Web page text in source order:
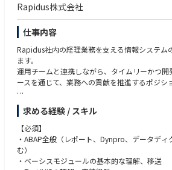
【入社後お任せする業務・キャリアパス】
技術に関する該非判定責任者になるためには
ため、入社後は管理職を目指して、約1～2年間
電気・ソフトなどの技術的な知識や、当社輸出
ャッチアップいただきます。
輸出管理・該非判定のご経験がない方でも、0
とが可能です。
【採用背景】
当社は事業拡大を続けており、海外との技術情
パーツの出荷が増え続けています。
その影響で輸出管理業務の重要性は大変増して
に関する実務に対するニーズが高まっているこ
当者を担っていただける方を募集しております。
Rapidus株式会社
仕事内容
Rapidus社内の経理業務を支える情報システム
ます。
運用チームと連携しながら、タイムリーかつ開
ースを通じて、業務への貢献を推進するポジシ
・SAP S/4 HANAの開発・拡張
・SDLCに基づく開発及び開発標準の策定・運用
・プロジェクト管理
・ITILに基づいた変更管理及びリリース管理
・保守ベンダーへの保守対応依頼、管理
・システム障害対応、ログ監視、セキュリティ
求める経験 / スキル
【必須】
・ABAP全般（レポート、Dynpro、データディ
む）
・ベーシスモジュールの基本的な理解、移送